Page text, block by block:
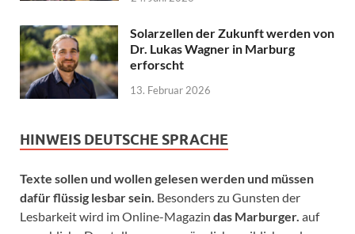
Solarzellen der Zukunft werden von
Dr. Lukas Wagner in Marburg
erforscht
13. Februar 2026
HINWEIS DEUTSCHE SPRACHE
Texte sollen und wollen gelesen werden und müssen
dafür flüssig lesbar sein. Besonders zu Gunsten der
Lesbarkeit wird im Online-Magazin das Marburger. auf